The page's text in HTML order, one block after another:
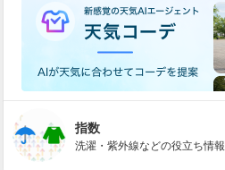
指数
洗濯・紫外線などの役立ち情報